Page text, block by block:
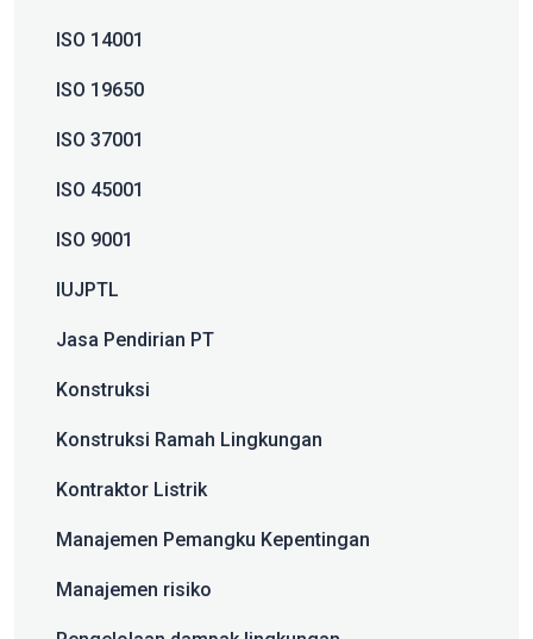
ISO 14001
ISO 19650
ISO 37001
ISO 45001
ISO 9001
IUJPTL
Jasa Pendirian PT
Konstruksi
Konstruksi Ramah Lingkungan
Kontraktor Listrik
Manajemen Pemangku Kepentingan
Manajemen risiko